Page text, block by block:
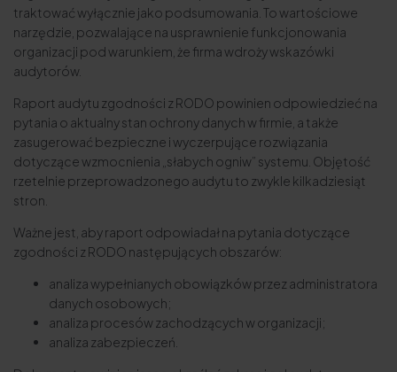
traktować wyłącznie jako podsumowania. To wartościowe
narzędzie, pozwalające na usprawnienie funkcjonowania
organizacji pod warunkiem, że firma wdroży wskazówki
audytorów.
Raport audytu zgodności z RODO powinien odpowiedzieć na
pytania o aktualny stan ochrony danych w firmie, a także
zasugerować bezpieczne i wyczerpujące rozwiązania
dotyczące wzmocnienia „słabych ogniw” systemu. Objętość
rzetelnie przeprowadzonego audytu to zwykle kilkadziesiąt
stron.
Ważne jest, aby raport odpowiadał na pytania dotyczące
zgodności z RODO następujących obszarów:
analiza wypełnianych obowiązków przez administratora
danych osobowych;
analiza procesów zachodzących w organizacji;
analiza zabezpieczeń.